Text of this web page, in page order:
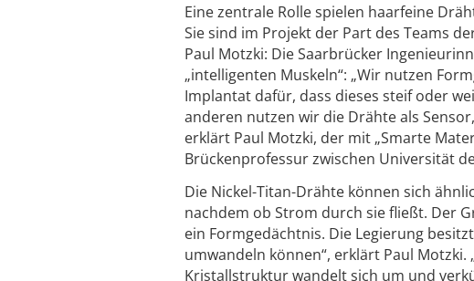
Eine zentrale Rolle spielen haarfeine
Sie sind im Projekt der Part des Teams
Paul Motzki: Die Saarbrücker
„intelligenten Muskeln“: „Wir nutzen
Implantat dafür, dass dieses steif oder
anderen nutzen wir die Drähte als
erklärt Paul Motzki, der mit „Smarte
Brückenprofessur zwischen Universität
Die Nickel-Titan-Drähte können sich
nachdem ob Strom durch sie fließt. Der
ein Formgedächtnis. Die Legierung
umwandeln können“, erklärt Paul
Kristallstruktur wandelt sich um und